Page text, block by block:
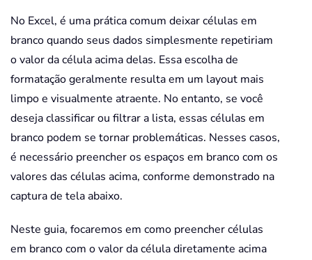
No Excel, é uma prática comum deixar células em
branco quando seus dados simplesmente repetiriam
o valor da célula acima delas. Essa escolha de
formatação geralmente resulta em um layout mais
limpo e visualmente atraente. No entanto, se você
deseja classificar ou filtrar a lista, essas células em
branco podem se tornar problemáticas. Nesses casos,
é necessário preencher os espaços em branco com os
valores das células acima, conforme demonstrado na
captura de tela abaixo.
Neste guia, focaremos em como preencher células
em branco com o valor da célula diretamente acima